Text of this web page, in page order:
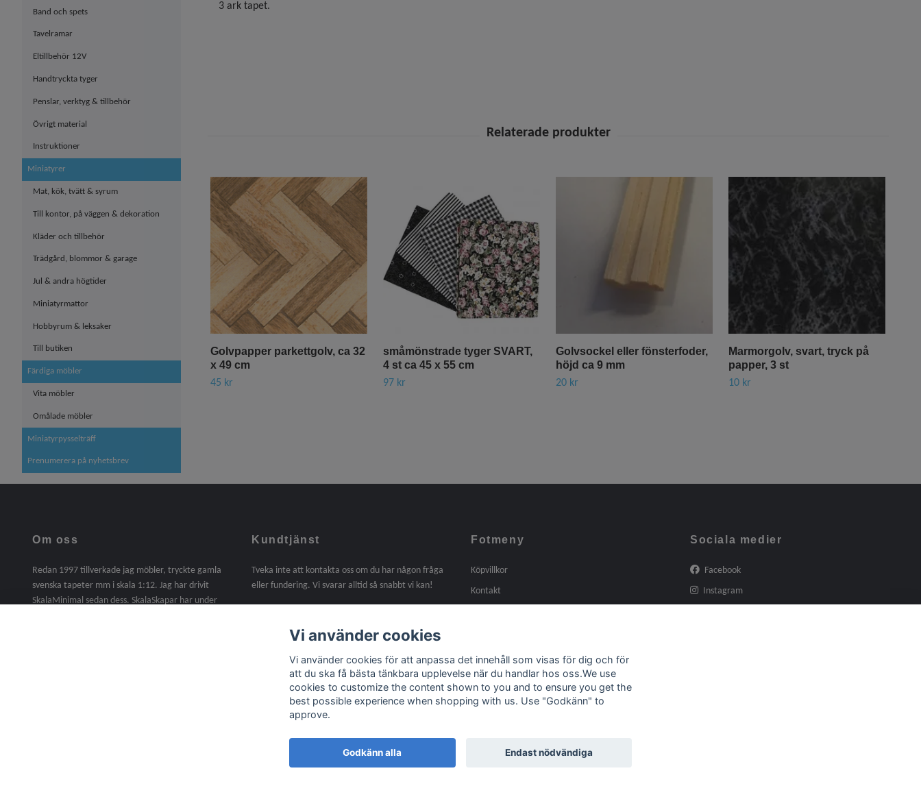
Band och spets
Tavelramar
Eltillbehör 12V
Handtryckta tyger
Penslar, verktyg & tillbehör
Övrigt material
Instruktioner
Miniatyrer
Mat, kök, tvätt & syrum
Till kontor, på väggen & dekoration
Kläder och tillbehör
Trädgård, blommor & garage
Jul & andra högtider
Miniatyrmattor
Hobbyrum & leksaker
Till butiken
Färdiga möbler
Vita möbler
Omålade möbler
Miniatyrpysselträff
Prenumerera på nyhetsbrev
3 ark tapet.
Golvpapper parkettgolv, ca 32
x 49 cm
45 kr
småmönstrade tyger SVART,
4 st ca 45 x 55 cm
97 kr
Golvsockel eller fönsterfoder,
höjd ca 9 mm
20 kr
Marmorgolv, svart, tryck på
papper, 3 st
10 kr
Om oss
Redan 1997 tillverkade jag möbler, tryckte gamla
svenska tapeter mm i skala 1:12. Jag har drivit
SkalaMinimal sedan dess. SkalaSkapar har under
Kundtjänst
Tveka inte att kontakta oss om du har någon fråga
eller fundering. Vi svarar alltid så snabbt vi kan!
Fotmeny
Köpvillkor
Kontakt
Sociala medier
Facebook
Instagram
Vi använder cookies
Vi använder cookies för att anpassa det innehåll som visas för dig och för
att du ska få bästa tänkbara upplevelse när du handlar hos oss.We use
cookies to customize the content shown to you and to ensure you get the
best possible experience when shopping with us. Use "Godkänn" to
approve.
Godkänn alla Endast nödvändiga